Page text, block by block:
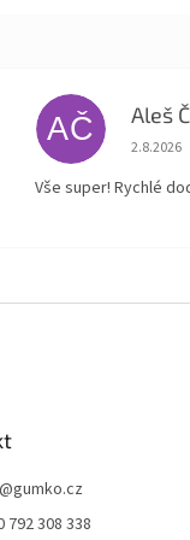
AČ Aleš
2.8.2026
Vše super! Rychlé
@gumko.cz
792 308 338